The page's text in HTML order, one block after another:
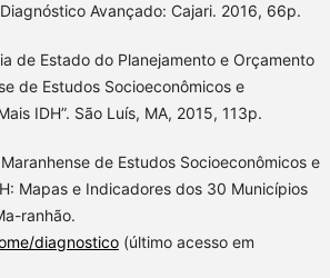
Avançado: Cajari. 2016, 66p.
de Estado do Planejamento e Orçamento
de Estudos Socioeconômicos e
IDH”. São Luís, MA, 2015, 113p.
de Estudos Socioeconômicos e
Mapas e Indicadores dos 30 Municípios
ranhão.
diagnostico (último acesso em